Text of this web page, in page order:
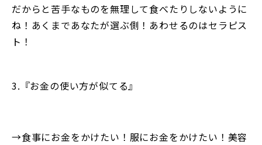
だからと苦手なものを無理して食べたりしないように
ね！あくまであなたが選ぶ側！あわせるのはセラピス
ト！
3.『お金の使い方が似てる』
→食事にお金をかけたい！服にお金をかけたい！美容